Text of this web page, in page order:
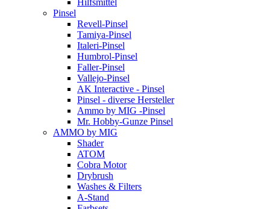
Hilfsmittel
Pinsel
Revell-Pinsel
Tamiya-Pinsel
Italeri-Pinsel
Humbrol-Pinsel
Faller-Pinsel
Vallejo-Pinsel
AK Interactive - Pinsel
Pinsel - diverse Hersteller
Ammo by MIG -Pinsel
Mr. Hobby-Gunze Pinsel
AMMO by MIG
Shader
ATOM
Cobra Motor
Drybrush
Washes & Filters
A-Stand